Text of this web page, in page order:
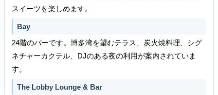
スイーツを楽しめます。
Bay
24階のバーです。博多湾を望むテラス、炭火焼料理、シグ
ネチャーカクテル、DJのある夜の利用が案内されていま
す。
The Lobby Lounge & Bar